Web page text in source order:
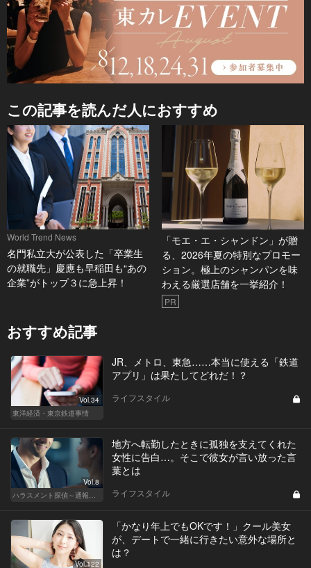
この記事を読んだ人におすすめ
World Trend News
名門私立大が公表した「卒業生
の就職先」慶應も早稲田も“あの
企業”がトップ３に急上昇！
「モエ・エ・シャンドン」が贈
る、2026年夏の特別なプロモー
ション。極上のシャンパンを味
わえる厳選店舗を一挙紹介！
PR
おすすめ記事
Vol.34
東洋経済・東京鉄道事情
JR、メトロ、東急……本当に使える「鉄道
アプリ」は果たしてどれだ！？
ライフスタイル
Vol.8
ハラスメント探偵～通報編～
地方へ転勤したときに孤独を支えてくれた
女性に告白…。そこで彼女が言い放った言
葉とは
ライフスタイル
Vol.122
「かなり年上でもOKです！」クール美女
が、デートで一緒に行きたい意外な場所と
は？